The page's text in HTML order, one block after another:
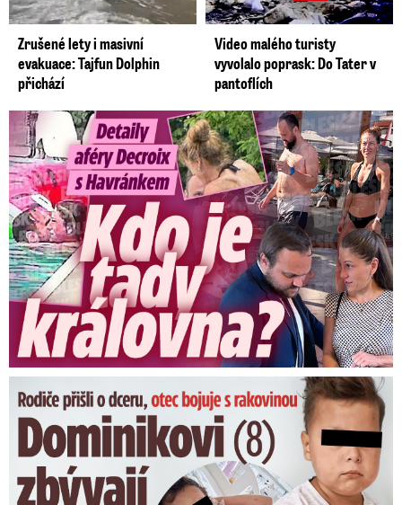
Zrušené lety i masivní
evakuace: Tajfun Dolphin
přichází
Video malého turisty
vyvolalo poprask: Do Tater v
pantoflích
Detaily aféry Decroix s Havránkem: Kdo je tady královna?
Dominikovi (8) zbývají týdny života: Vzkaz od exprezidenta